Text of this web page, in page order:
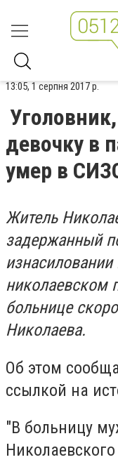
13:05, 1 серпня 2017 р.
девочку в
умер в
Житель
задержанный
николаевском
больнице
Николаева.
Об этом
ссылкой на
"В больницу